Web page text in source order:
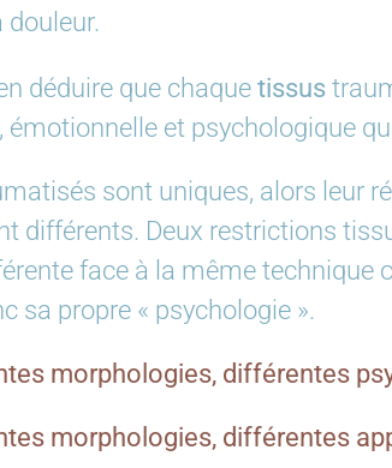
douleur.
déduire que chaque tissus
émotionnelle et psychologique
sont uniques, alors leur
différents. Deux restrictions
face à la même technique
sa propre « psychologie ».
morphologies, différentes
morphologies, différentes